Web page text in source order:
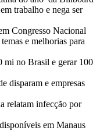
trabalho e nega ser
Congresso Nacional
e melhorias para
mi no Brasil e gerar 100
disparam e empresas
relatam infecção por
em Manaus